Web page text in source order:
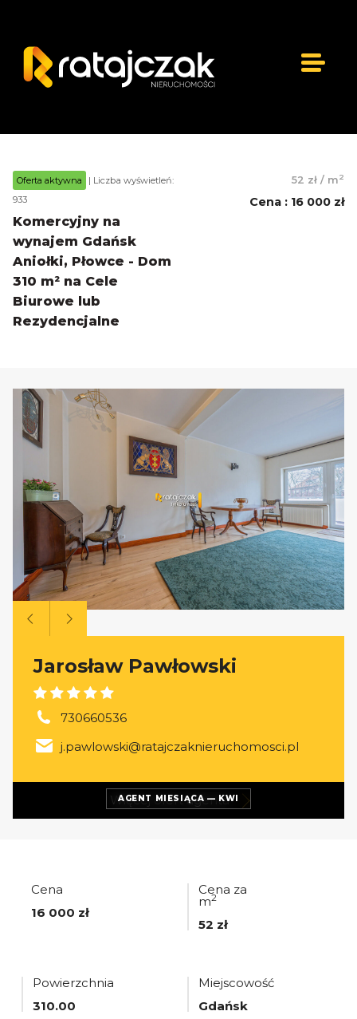
Oferta aktywna
| Liczba wyświetleń:
933
Komercyjny na
wynajem Gdańsk
Aniołki, Płowce - Dom
310 m² na Cele
Biurowe lub
Rezydencjalne
52 zł / m2
Cena : 16 000 zł
AGENT MIESIĄCA — KWI
Jarosław Pawłowski
730660536
j.pawlowski@ratajczaknieruchomosci.pl
Więcej ofertagenta
Cena
16 000 zł
Cena za
m2
52 zł
Powierzchnia
310.00
Miejscowość
Gdańsk